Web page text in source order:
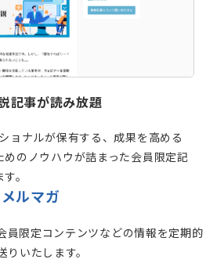
記事が読み放題
ョナルが保有する、成果を高める
のノウハウが詰まった会員限定記
。
メルマガ
員限定コンテンツなどの情報を定期的
りいたします。